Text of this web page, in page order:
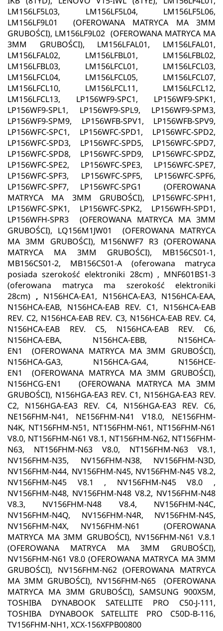
LM156LF5L03, LM156LF5L04, LM156LF5L06,
LM156LF9L01 (OFEROWANA MATRYCA MA 3MM
GRUBOŚCI), LM156LF9L02 (OFEROWANA MATRYCA MA
3MM GRUBOŚCI), LM156LFAL01, LM156LFAL01,
LM156LFAL02, LM156LFBL01, LM156LFBL02,
LM156LFBL03, LM156LFCL01, LM156LFCL03,
LM156LFCL04, LM156LFCL05, LM156LFCL07,
LM156LFCL10, LM156LFCL11, LM156LFCL12,
LM156LFCL13, LP156WF9-SPC1, LP156WF9-SPK1,
LP156WF9-SPL1, LP156WF9-SPL9, LP156WF9-SPM3,
LP156WF9-SPM9, LP156WFB-SPV1, LP156WFB-SPV9,
LP156WFC-SPC1, LP156WFC-SPD1, LP156WFC-SPD2,
LP156WFC-SPD3, LP156WFC-SPD5, LP156WFC-SPD7,
LP156WFC-SPD8, LP156WFC-SPD9, LP156WFC-SPDZ,
LP156WFC-SPE2, LP156WFC-SPE3, LP156WFC-SPE7,
LP156WFC-SPF3, LP156WFC-SPF5, LP156WFC-SPF6,
LP156WFC-SPF7, LP156WFC-SPG1 (OFEROWANA
MATRYCA MA 3MM GRUBOŚCI), LP156WFC-SPH1,
LP156WFC-SPK1, LP156WFC-SPK2, LP156WFH-SPD1,
LP156WFH-SPR3 (OFEROWANA MATRYCA MA 3MM
GRUBOŚCI), LQ156M1JW01 (OFEROWANA MATRYCA
MA 3MM GRUBOŚCI), M156NWF7 R3 (OFEROWANA
MATRYCA MA 3MM GRUBOŚCI), MB156CS01-1,
MB156CS01-2, MB156CS01-A (oferowana matryca
posiada szerokość elektroniki 28cm) , MNF601BS1-3
(oferowana matryca ma szerokość elektroniki
28cm) , N156HCA-EA1, N156HCA-EA3, N156HCA-EAA,
N156HCA-EAB, N156HCA-EAB REV. C1, N156HCA-EAB
REV. C2, N156HCA-EAB REV. C3, N156HCA-EAB REV. C4,
N156HCA-EAB REV. C5, N156HCA-EAB REV. C6,
N156HCA-EBA, N156HCA-EBB, N156HCA-
EN1 (OFEROWANA MATRYCA MA 3MM GRUBOŚCI),
N156HCA-GA3, N156HCA-GA4, N156HCE-
EN1 (OFEROWANA MATRYCA MA 3MM GRUBOŚCI),
N156HCG-EN1 (OFEROWANA MATRYCA MA 3MM
GRUBOŚCI), N156HGA-EA3 REV. C1, N156HGA-EA3 REV.
C2, N156HGA-EA3 REV. C4, N156HGA-EA3 REV. C6,
NE156FHM-N41, NE156FHM-N41 V18.0, NE156FHM-
N4K, NT156FHM-N51, NT156FHM-N61, NT156FHM-N61
V8.0, NT156FHM-N61 V8.1, NT156FHM-N62, NT156FHM-
N63, NT156FHM-N63 V8.0, NT156FHM-N63 V8.1,
NV156FHM-N35, NV156FHM-N38, NV156FHM-N3D,
NV156FHM-N44, NV156FHM-N45, NV156FHM-N45 V8.2,
NV156FHM-N45 V8.1 , NV156FHM-N45 V8.0 ,
NV156FHM-N48, NV156FHM-N48 V8.2, NV156FHM-N48
V8.3, NV156FHM-N48 V8.4, NV156FHM-N4C,
NV156FHM-N4Q, NV156FHM-N4R, NV156FHM-N4S,
NV156FHM-N4X, NV156FHM-N61 (OFEROWANA
MATRYCA MA 3MM GRUBOŚCI), NV156FHM-N61 V.8.1
(OFEROWANA MATRYCA MA 3MM GRUBOŚCI),
NV156FHM-N61 V8.0 (OFEROWANA MATRYCA MA 3MM
GRUBOŚCI), NV156FHM-N62 (OFEROWANA MATRYCA
MA 3MM GRUBOŚCI), NV156FHM-N65 (OFEROWANA
MATRYCA MA 3MM GRUBOŚCI), SAMSUNG 900X5M,
TOSHIBA DYNABOOK SATELLITE PRO C50-J-111,
TOSHIBA DYNABOOK SATELLITE PRO C50D-B-116,
TV156FHM-NH1, XCX-156XFPB00800